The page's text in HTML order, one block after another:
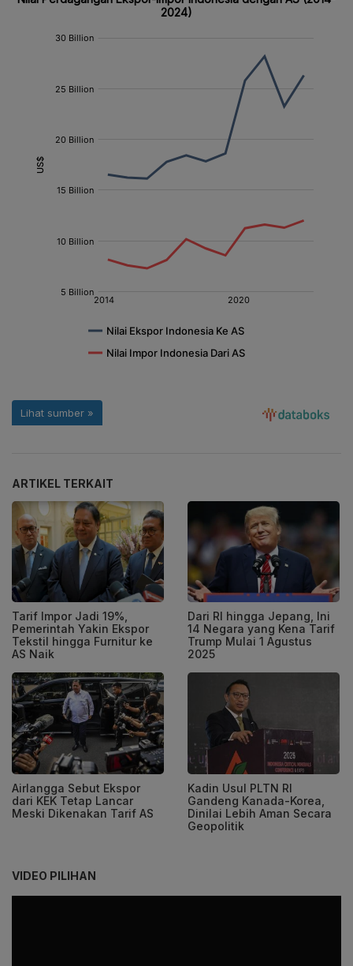
ARTIKEL TERKAIT
Tarif Impor Jadi 19%,
Pemerintah Yakin Ekspor
Tekstil hingga Furnitur ke
AS Naik
Dari RI hingga Jepang, Ini
14 Negara yang Kena Tarif
Trump Mulai 1 Agustus
2025
Airlangga Sebut Ekspor
dari KEK Tetap Lancar
Meski Dikenakan Tarif AS
Kadin Usul PLTN RI
Gandeng Kanada-Korea,
Dinilai Lebih Aman Secara
Geopolitik
VIDEO PILIHAN